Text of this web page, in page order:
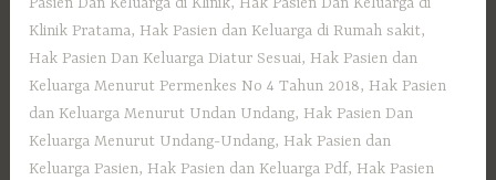
Klinik Pratama, Hak Pasien dan Keluarga di Rumah sakit,
Hak Pasien Dan Keluarga Diatur Sesuai, Hak Pasien dan
Keluarga Menurut Permenkes No 4 Tahun 2018, Hak Pasien
dan Keluarga Menurut Undan Undang, Hak Pasien Dan
Keluarga Menurut Undang-Undang, Hak Pasien dan
Keluarga Pasien, Hak Pasien dan Keluarga Pdf, Hak Pasien